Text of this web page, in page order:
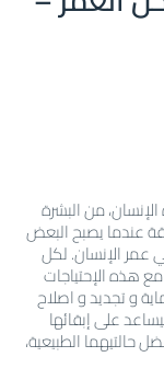
من البشرة
عندما يصبح البعض
عمر الإنسان. لكل
هذه الإحتياجات
و تجديد و اصلاح
على إبقائها
الطبيعية،